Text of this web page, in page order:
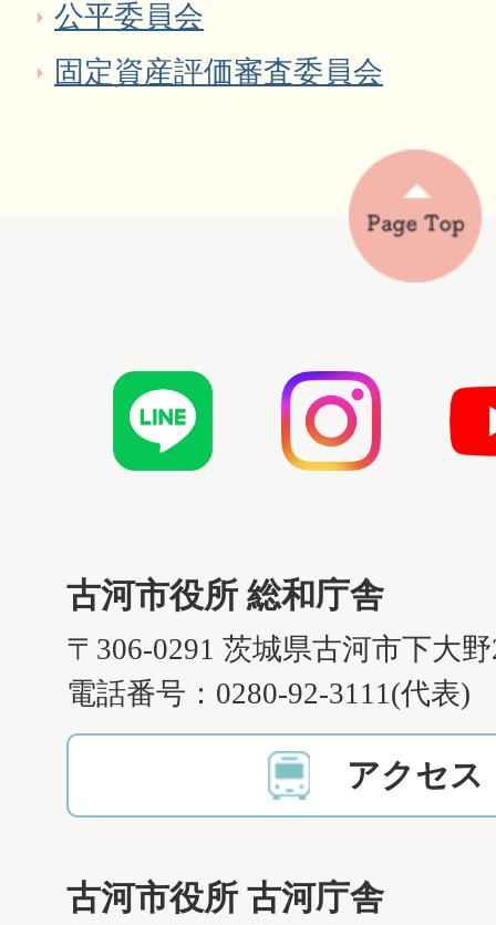
公平委員会
固定資産評価審査委員会
古河市役所 総和庁舎
〒306-0291 茨城県古河市下大
電話番号：0280-92-3111(代表)
アクセス
古河市役所 古河庁舎